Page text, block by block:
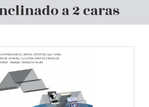
a 2 caras